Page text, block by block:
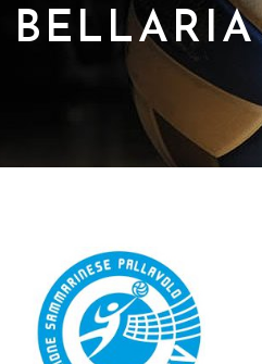
BELLARIA